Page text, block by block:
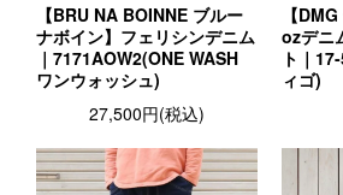
【BRU NA BOINNE ブルー
ナボイン】フェリシンデニム
｜7171AOW2(ONE WASH
ワンウォッシュ)
27,500円(税込)
【
ozデニ
ト｜
ィゴ)